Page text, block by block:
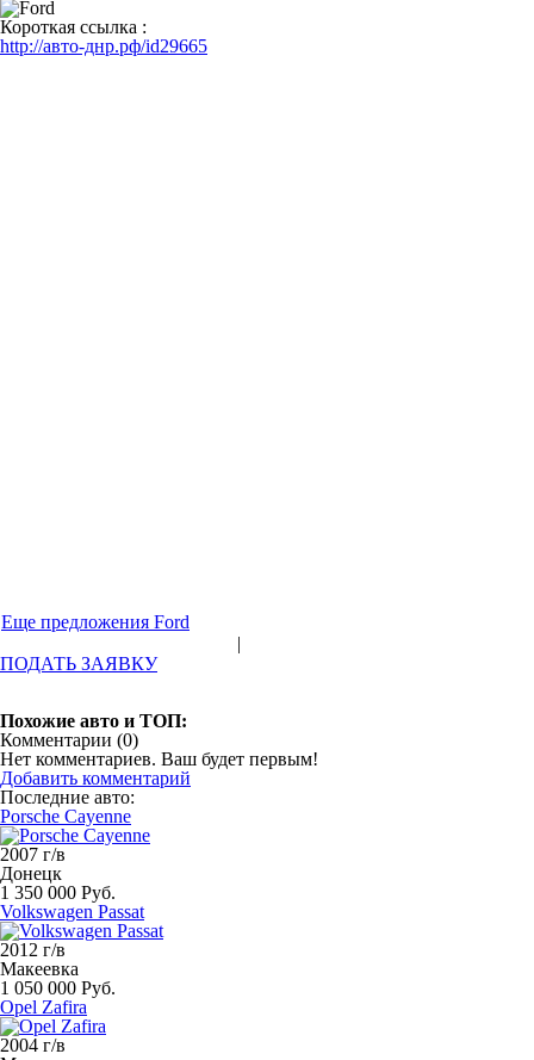
Короткая ссылка :
http://авто-днр.рф/id29665
Еще предложения Ford
|
ПОДАТЬ ЗАЯВКУ
Похожие авто и ТОП:
Комментарии (0)
Нет комментариев. Ваш будет первым!
Добавить комментарий
Последние авто:
Porsche Cayenne
2007 г/в
Донецк
1 350 000 Руб.
Volkswagen Passat
2012 г/в
Макеевка
1 050 000 Руб.
Opel Zafira
2004 г/в